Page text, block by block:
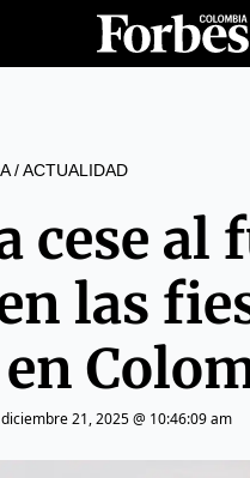
/ACTUALIDAD
cese al
las
diciembre 21, 2025 @ 10:46:09 am